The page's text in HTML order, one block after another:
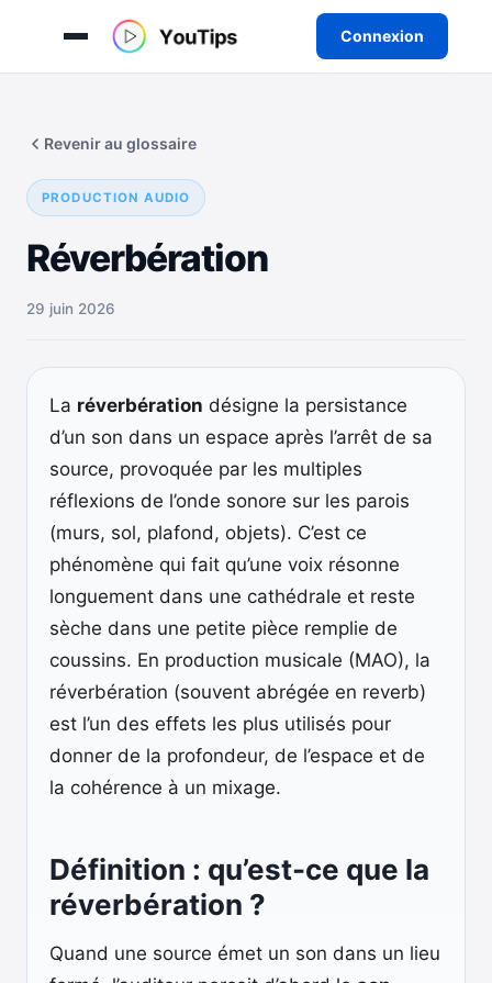
Connexion
contenu
PRODUCTION AUDIO
Réverbération
Revenir au glossaire
29 juin 2026
La réverbération désigne la persistance
d’un son dans un espace après l’arrêt de sa
source, provoquée par les multiples
réflexions de l’onde sonore sur les parois
(murs, sol, plafond, objets). C’est ce
phénomène qui fait qu’une voix résonne
longuement dans une cathédrale et reste
sèche dans une petite pièce remplie de
coussins. En production musicale (MAO), la
réverbération (souvent abrégée en reverb)
est l’un des effets les plus utilisés pour
donner de la profondeur, de l’espace et de
la cohérence à un mixage.
Définition : qu’est-ce que la
réverbération ?
Quand une source émet un son dans un lieu